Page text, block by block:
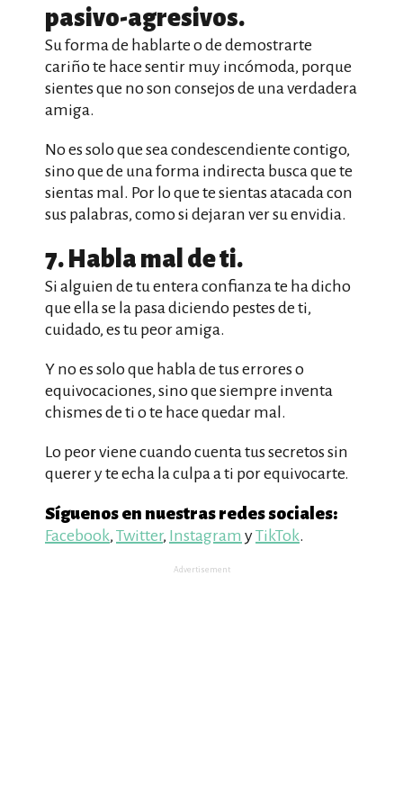
pasivo-agresivos.
Su forma de hablarte o de demostrarte
cariño te hace sentir muy incómoda, porque
sientes que no son consejos de una verdadera
amiga.
No es solo que sea condescendiente contigo,
sino que de una forma indirecta busca que te
sientas mal. Por lo que te sientas atacada con
sus palabras, como si dejaran ver su envidia.
7. Habla mal de ti.
Si alguien de tu entera confianza te ha dicho
que ella se la pasa diciendo pestes de ti,
cuidado, es tu peor amiga.
Y no es solo que habla de tus errores o
equivocaciones, sino que siempre inventa
chismes de ti o te hace quedar mal.
Lo peor viene cuando cuenta tus secretos sin
querer y te echa la culpa a ti por equivocarte.
Síguenos en nuestras redes sociales:
Facebook, Twitter, Instagram yTikTok.
Advertisement